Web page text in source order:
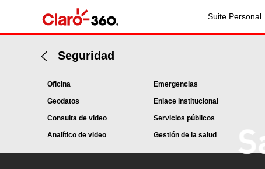
Suite Personal
Seguridad
Oficina
Geodatos
Consulta de video
Analítico de video
Emergencias
Enlace institucional
Servicios públicos
Gestión de la salud